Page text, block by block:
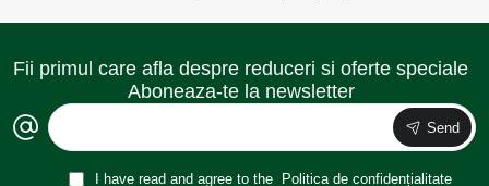
Fii primul care afla despre reduceri si oferte speciale
Aboneaza-te la newsletter
Send
I have read and agree to the Politica de confidențialitate